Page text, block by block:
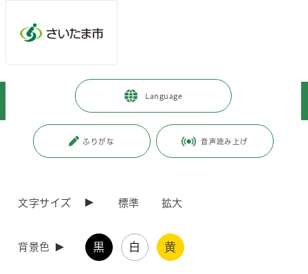
Language
ふりがな 音声読み上げ
文字サイズ 標準 拡大
背景色 黒 白 黄
市政情報 さいたま市の人事 >
令和元年 給与勧告
更新日付：2019年9月25日 / ページ番号：C067158
給与勧告とは